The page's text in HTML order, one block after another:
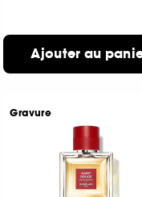
Ajouter au
Gravure